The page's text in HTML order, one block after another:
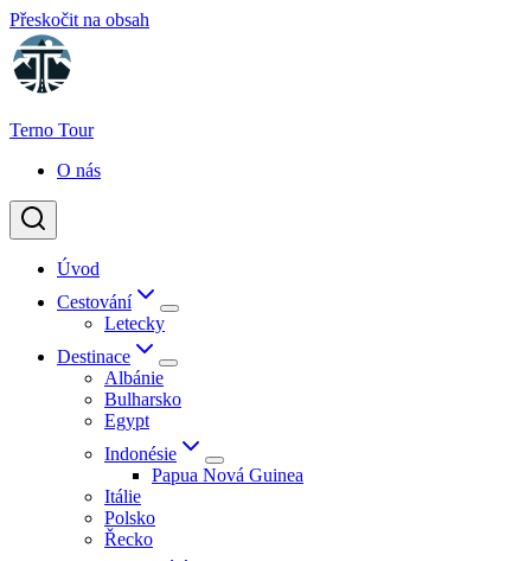
Přeskočit na obsah
Terno Tour
O nás
Úvod
Cestování
Letecky
Destinace
Albánie
Bulharsko
Egypt
Indonésie
Papua Nová Guinea
Itálie
Polsko
Řecko